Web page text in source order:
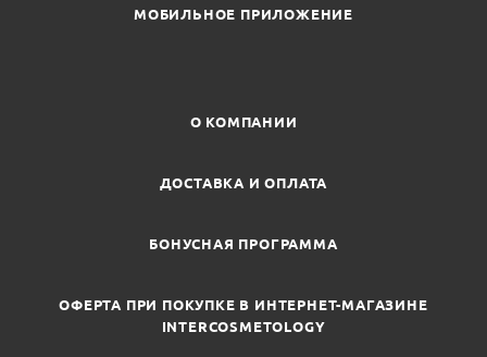
МОБИЛЬНОЕ ПРИЛОЖЕНИЕ
О КОМПАНИИ
ДОСТАВКА И ОПЛАТА
БОНУСНАЯ ПРОГРАММА
ОФЕРТА ПРИ ПОКУПКЕ В ИНТЕРНЕТ-МАГАЗИНЕ
INTERCOSMETOLOGY